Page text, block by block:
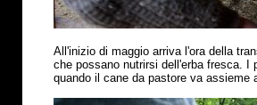
All'inizio di maggio arriva l'ora della
che possano nutrirsi dell'erba fresca.
quando il cane da pastore va assieme